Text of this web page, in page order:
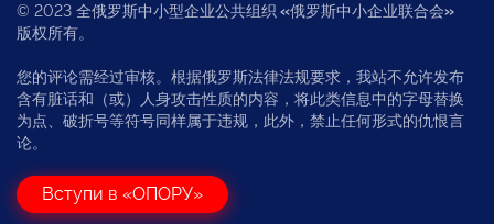
© 2023 全俄罗斯中小型企业公共组织 «俄罗斯中小企业联合会»
版权所有。
您的评论需经过审核。根据俄罗斯法律法规要求，我站不允许发布
含有脏话和（或）人身攻击性质的内容，将此类信息中的字母替换
为点、破折号等符号同样属于违规，此外，禁止任何形式的仇恨言
论。
Вступи в «ОПОРУ»